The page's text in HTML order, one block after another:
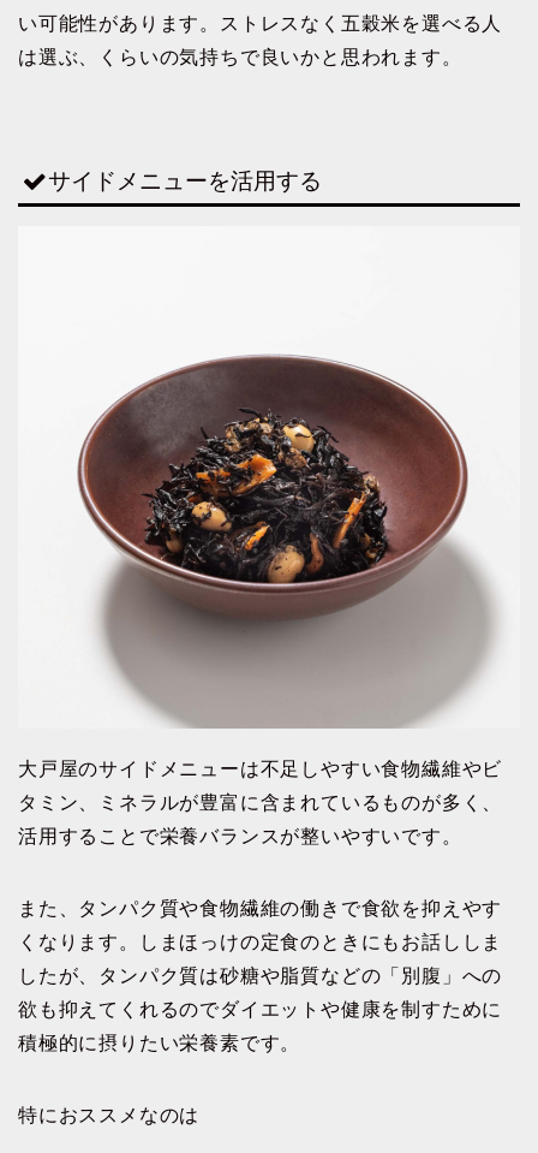
い可能性があります。ストレスなく五穀米を選べる人
は選ぶ、くらいの気持ちで良いかと思われます。
サイドメニューを活用する
大戸屋のサイドメニューは不足しやすい食物繊維やビ
タミン、ミネラルが豊富に含まれているものが多く、
活用することで栄養バランスが整いやすいです。
また、タンパク質や食物繊維の働きで食欲を抑えやす
くなります。しまほっけの定食のときにもお話ししま
したが、タンパク質は砂糖や脂質などの「別腹」への
欲も抑えてくれるのでダイエットや健康を制すために
積極的に摂りたい栄養素です。
特におススメなのは